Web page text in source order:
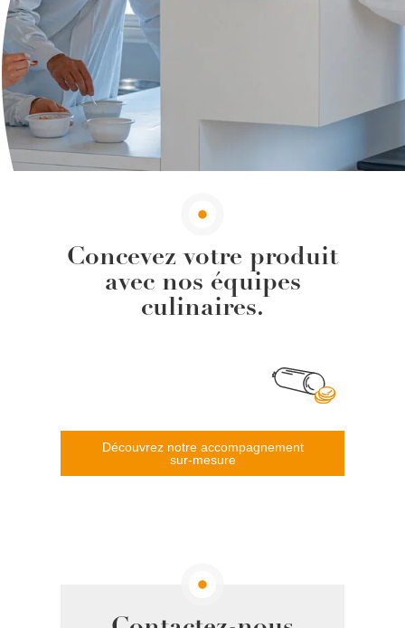
Concevez votre produit
avec nos équipes
culinaires.
Découvrez notre accompagnement
sur-mesure